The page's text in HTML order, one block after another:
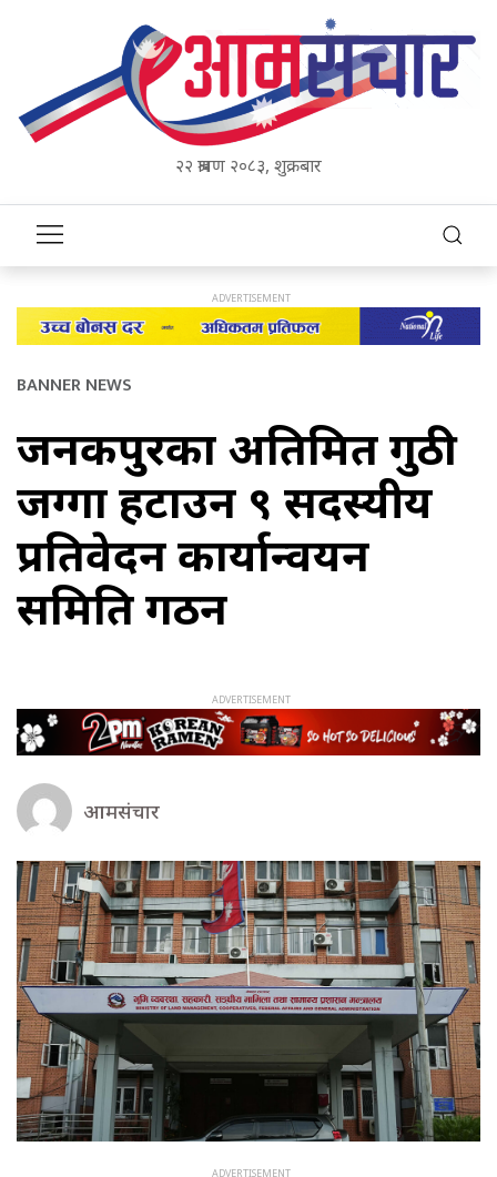
२२ श्रावण २०८३, शुक्रबार
BANNER NEWS
जनकपुरका अतिक्रमित गुठी
जग्गा हटाउन ९ सदस्यीय
प्रतिवेदन कार्यान्वयन
समिति गठन
आमसंचार